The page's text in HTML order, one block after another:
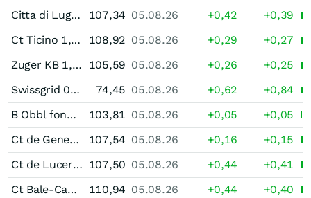
Citta di Lugano 1,75 % bis 02/43
107,34 05.08.26 +0,42
+0,39
Ct Ticino 1,875 % bis 03/38
108,92 05.08.26 +0,29
+0,27
Zuger KB 1,65 % bis 04/38
105,59 05.08.26 +0,26
+0,25
Swissgrid 0,05 % bis 06/50
74,45 05.08.26 +0,62
+0,84
B Obbl fond Ist 1,625 % bis 07/30
103,81 05.08.26 +0,05
+0,05
Ct de Geneve 1,75 % bis 05/34
107,54 05.08.26 +0,16
+0,15
Ct de Lucerne 1,52 % bis 06/43 107,50 05.08.26 +0,44
+0,41
Ct Bale-Campagne 1,75 % bis 06/43
110,94 05.08.26 +0,44
+0,40